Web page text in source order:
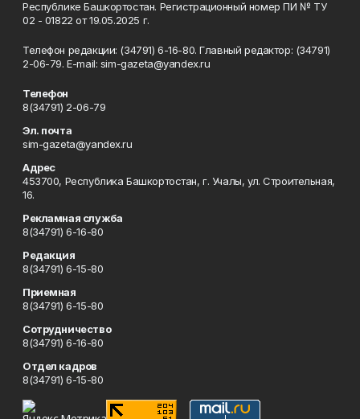
Республике Башкортостан. Регистрационный номер ПИ № ТУ
02 - 01822 от 19.05.2025 г.
Телефон редакции: (34791) 6-16-80. Главный редактор: (34791)
2-06-79. Е-mаil: sim-gazeta@yandex.ru
Телефон
8(34791) 2-06-79
Эл. почта
sim-gazeta@yandex.ru
Адрес
453700, Республика Башкортостан, г. Учалы, ул. Строительная,
16.
Рекламная служба
8(34791) 6-16-80
Редакция
8(34791) 6-15-80
Приемная
8(34791) 6-15-80
Сотрудничество
8(34791) 6-16-80
Отдел кадров
8(34791) 6-15-80